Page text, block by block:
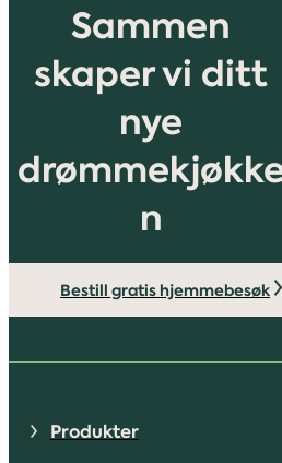
Sammen
skaper vi ditt
nye
n
Bestill gratis hjemmebesøk
Produkter